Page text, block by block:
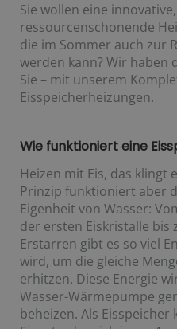
Sie wollen eine
ressourcenschonende
die im Sommer auch zur
werden kann? Wir haben
Sie – mit unserem
Eisspeicherheizungen.
Wie funktioniert eine
Heizen mit Eis, das klingt
Prinzip funktioniert aber
Eigenheit von Wasser:
der ersten Eiskristalle bis
Erstarren gibt es so viel
wird, um die gleiche
erhitzen. Diese Energie
Wasser-Wärmepumpe
beheizen. Als